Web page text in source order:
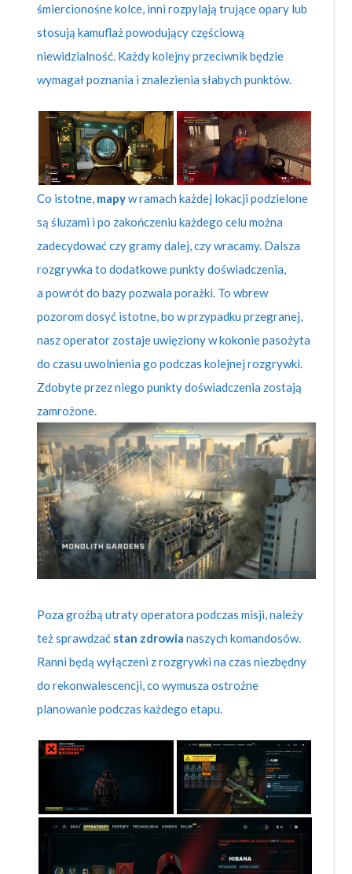
śmiercionośne kolce, inni rozpylają trujące opary lub
stosują kamuflaż powodujący częściową
niewidzialność. Każdy kolejny przeciwnik będzie
wymagał poznania i znalezienia słabych punktów.
Co istotne, mapyw ramach każdej lokacji podzielone
są śluzami i po zakończeniu każdego celu można
zadecydować czy gramy dalej, czy wracamy. Dalsza
rozgrywka to dodatkowe punkty doświadczenia,
a powrót do bazy pozwala porażki. To wbrew
pozorom dosyć istotne, bo w przypadku przegranej,
nasz operator zostaje uwięziony w kokonie pasożyta
do czasu uwolnienia go podczas kolejnej rozgrywki.
Zdobyte przez niego punkty doświadczenia zostają
zamrożone.
Poza groźbą utraty operatora podczas misji, należy
też sprawdzać stan zdrowia naszych komandosów.
Ranni będą wyłączeni z rozgrywki na czas niezbędny
do rekonwalescencji, co wymusza ostrożne
planowanie podczas każdego etapu.